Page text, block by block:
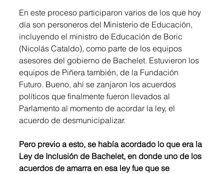
En este proceso participaron varios de los que hoy
día son personeros del Ministerio de Educación,
incluyendo el ministro de Educación de Boric
(Nicolás Cataldo), como parte de los equipos
asesores del gobierno de Bachelet. Estuvieron los
equipos de Piñera también, de la Fundación
Futuro. Bueno, ahí se zanjaron los acuerdos
políticos que finalmente fueron llevados al
Parlamento al momento de acordar la ley, el
acuerdo de desmunicipalizar.
Pero previo a esto, se había acordado lo que era la
Ley de Inclusión de Bachelet, en donde uno de los
acuerdos de amarra en esa ley fue que se